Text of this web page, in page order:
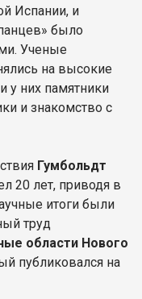
Испании, и
было
Ученые
на высокие
у них памятники
и знакомство с
Гумбольдт
20 лет, приводя в
итоги были
труд
области Нового
публиковался на